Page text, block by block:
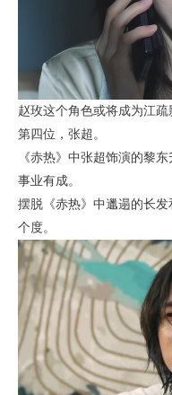
赵玫这个角色或将成为江疏
第四位，张超。
《赤热》中张超饰演的黎
事业有成。
摆脱《赤热》中邋遢的长
个度。